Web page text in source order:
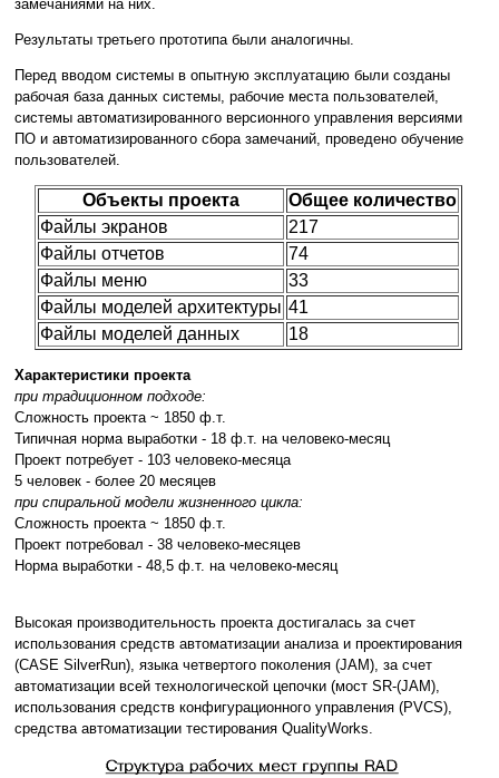
замечаниями на них.
Результаты третьего прототипа были аналогичны.
Перед вводом системы в опытную эксплуатацию были созданы
рабочая база данных системы, рабочие места пользователей,
системы автоматизированного версионного управления версиями
ПО и автоматизированного сбора замечаний, проведено обучение
пользователей.
Объекты проекта
Общее количество
Файлы экранов
217
Файлы отчетов
74
Файлы меню
33
Файлы моделей архитектуры 41
Файлы моделей данных
18
Характеристики проекта
при традиционном подходе:
Сложность проекта ~ 1850 ф.т.
Типичная норма выработки - 18 ф.т. на человеко-месяц
Проект потребует - 103 человеко-месяца
5 человек - более 20 месяцев
при спиральной модели жизненного цикла:
Сложность проекта ~ 1850 ф.т.
Проект потребовал - 38 человеко-месяцев
Норма выработки - 48,5 ф.т. на человеко-месяц
Высокая производительность проекта достигалась за счет
использования средств автоматизации анализа и проектирования
(CASE SilverRun), языка четвертого поколения (JAM), за счет
автоматизации всей технологической цепочки (мост SR-(JAM),
использования средств конфигурационного управления (PVCS),
средства автоматизации тестирования QualityWorks.